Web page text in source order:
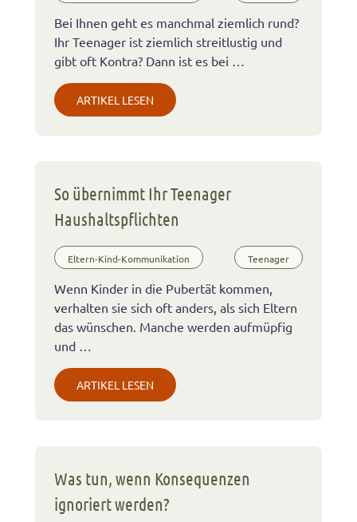
Bei Ihnen geht es manchmal ziemlich rund?
Ihr Teenager ist ziemlich streitlustig und
gibt oft Kontra? Dann ist es bei …
ARTIKEL LESEN
So übernimmt Ihr Teenager
Haushaltspflichten
Eltern-Kind-Kommunikation Teenager
Wenn Kinder in die Pubertät kommen,
verhalten sie sich oft anders, als sich Eltern
das wünschen. Manche werden aufmüpfig
und …
ARTIKEL LESEN
Was tun, wenn Konsequenzen
ignoriert werden?